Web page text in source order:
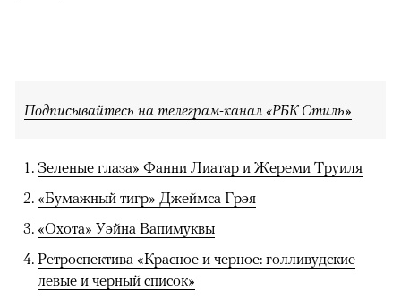
Подписывайтесь на телеграм-канал «РБК Стиль»
Зеленые глаза» Фанни Лиатар и Жереми Труиля
«Бумажный тигр» Джеймса Грэя
«Охота» Уэйна Вапимуквы
Ретроспектива «Красное и черное: голливудские
левые и черный список»